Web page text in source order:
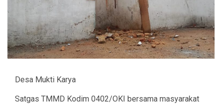
Desa Mukti Karya
Satgas TMMD Kodim 0402/OKI bersama masyarakat